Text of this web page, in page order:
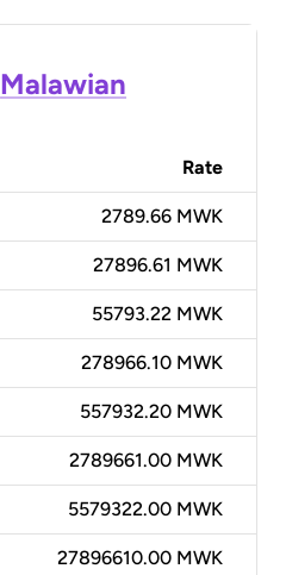
Malawian
Rate
2789.66 MWK
27896.61 MWK
55793.22 MWK
278966.10 MWK
557932.20 MWK
2789661.00 MWK
5579322.00 MWK
27896610.00 MWK